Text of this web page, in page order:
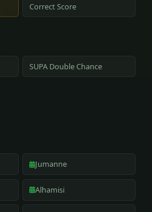
Correct Score
SUPA Double Chance
Jumanne
Alhamisi